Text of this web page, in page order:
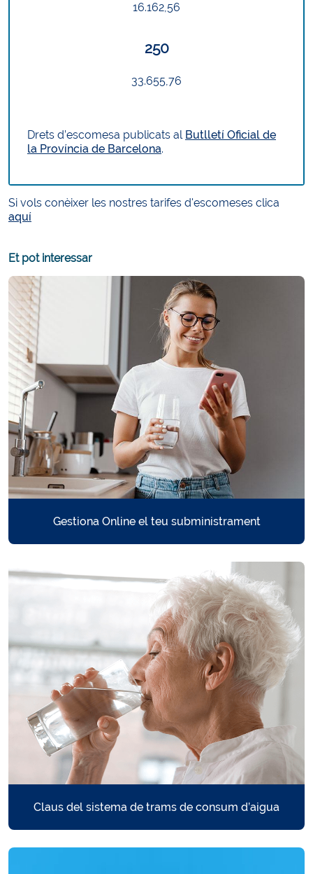
16.162,56
250
33.655,76
Drets d’escomesa publicats al Butlletí Oficial de
la Província de Barcelona.
Si vols conèixer les nostres tarifes d'escomeses clica
aquí
Et pot interessar
Gestiona Online el teu subministrament
Claus del sistema de trams de consum d’aigua